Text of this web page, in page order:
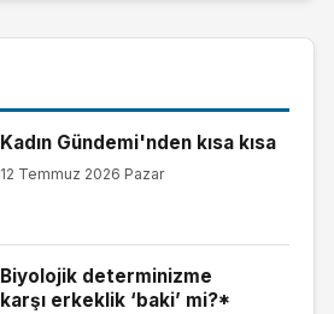
Kadın Gündemi'nden kısa kısa
12 Temmuz 2026 Pazar
Biyolojik determinizme
karşı erkeklik ‘baki’ mi?*